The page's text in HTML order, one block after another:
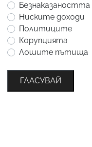
Безнаказаността
Ниските доходи
Политиците
Корупцията
Лошите пътища
ГЛАСУВАЙ